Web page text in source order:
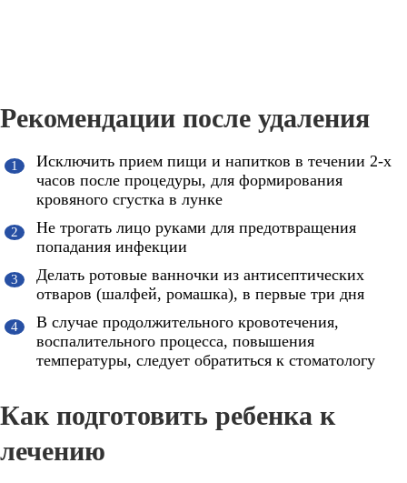
Рекомендации после удаления
Исключить прием пищи и напитков в течении 2-х
часов после процедуры, для формирования
кровяного сгустка в лунке
Не трогать лицо руками для предотвращения
попадания инфекции
Делать ротовые ванночки из антисептических
отваров (шалфей, ромашка), в первые три дня
В случае продолжительного кровотечения,
воспалительного процесса, повышения
температуры, следует обратиться к стоматологу
Как подготовить ребенка к
лечению